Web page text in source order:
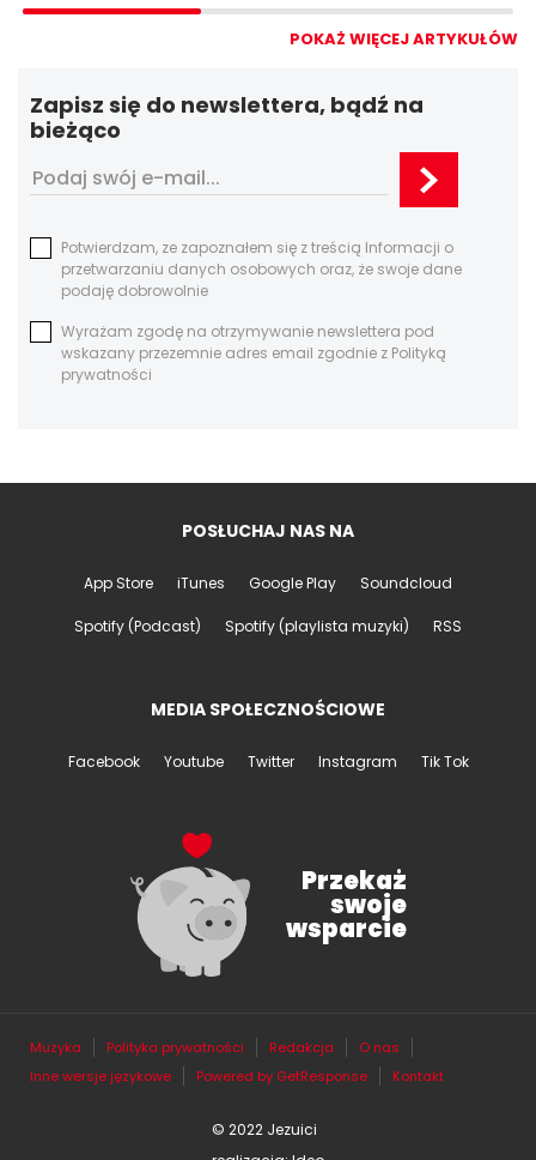
POKAŻ WIĘCEJ ARTYKUŁÓW
Zapisz się do newslettera, bądź na
bieżąco
Potwierdzam, ze zapoznałem się z treścią Informacji o
przetwarzaniu danych osobowych oraz, że swoje dane
podaję dobrowolnie
Wyrażam zgodę na otrzymywanie newslettera pod
wskazany przezemnie adres email zgodnie z Polityką
prywatności
POSŁUCHAJ NAS NA
App Store iTunes Google Play Soundcloud
Spotify (Podcast) Spotify (playlista muzyki) RSS
MEDIA SPOŁECZNOŚCIOWE
Facebook Youtube Twitter Instagram Tik Tok
Przekaż
swoje
wsparcie
© 2022 Jezuici
Muzyka Polityka prywatności Redakcja
O nas
Inne wersje językowe
Powered by GetResponse Kontakt